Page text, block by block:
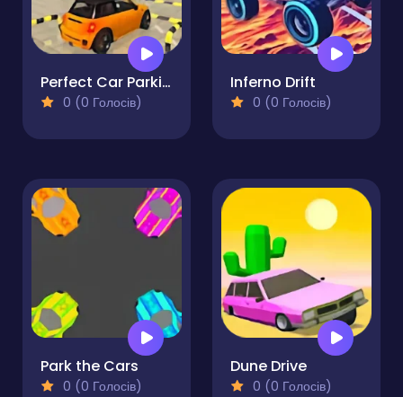
Perfect Car Parking
0 (0 Голосів)
Inferno Drift
0 (0 Голосів)
Park the Cars
0 (0 Голосів)
Dune Drive
0 (0 Голосів)